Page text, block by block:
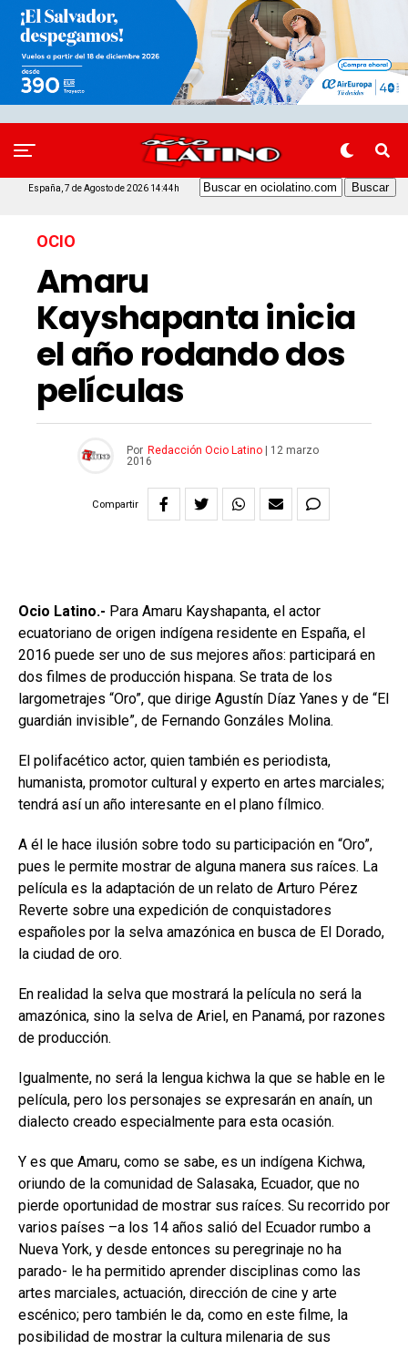
España, 7 de Agosto de 2026 14:44h
OCIO
Amaru
Kayshapanta inicia
el año rodando dos
películas
Por Redacción Ocio Latino
12 marzo
2016
Compartir
Ocio Latino.- Para Amaru Kayshapanta, el actor
ecuatoriano de origen indígena residente en España, el
2016 puede ser uno de sus mejores años: participará en
dos filmes de producción hispana. Se trata de los
largometrajes “Oro”, que dirige Agustín Díaz Yanes y de “El
guardián invisible”, de Fernando Gonzáles Molina.
El polifacético actor, quien también es periodista,
humanista, promotor cultural y experto en artes marciales;
tendrá así un año interesante en el plano fílmico.
A él le hace ilusión sobre todo su participación en “Oro”,
pues le permite mostrar de alguna manera sus raíces. La
película es la adaptación de un relato de Arturo Pérez
Reverte sobre una expedición de conquistadores
españoles por la selva amazónica en busca de El Dorado,
la ciudad de oro.
En realidad la selva que mostrará la película no será la
amazónica, sino la selva de Ariel, en Panamá, por razones
de producción.
Igualmente, no será la lengua kichwa la que se hable en le
película, pero los personajes se expresarán en anaín, un
dialecto creado especialmente para esta ocasión.
Y es que Amaru, como se sabe, es un indígena Kichwa,
oriundo de la comunidad de Salasaka, Ecuador, que no
pierde oportunidad de mostrar sus raíces. Su recorrido por
varios países –a los 14 años salió del Ecuador rumbo a
Nueva York, y desde entonces su peregrinaje no ha
parado- le ha permitido aprender disciplinas como las
artes marciales, actuación, dirección de cine y arte
escénico; pero también le da, como en este filme, la
posibilidad de mostrar la cultura milenaria de sus